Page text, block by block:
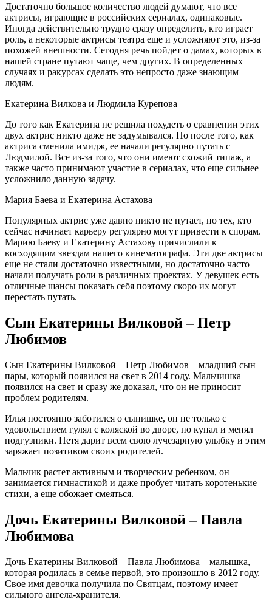
Достаточно большое количество людей думают, что все
актрисы, играющие в российских сериалах, одинаковые.
Иногда действительно трудно сразу определить, кто играет
роль, а некоторые актрисы театра еще и усложняют это, из-за
похожей внешности. Сегодня речь пойдет о дамах, которых в
нашей стране путают чаще, чем других. В определенных
случаях и ракурсах сделать это непросто даже знающим
людям.
Екатерина Вилкова и Людмила Курепова
До того как Екатерина не решила похудеть о сравнении этих
двух актрис никто даже не задумывался. Но после того, как
актриса сменила имидж, ее начали регулярно путать с
Людмилой. Все из-за того, что они имеют схожий типаж, а
также часто принимают участие в сериалах, что еще сильнее
усложнило данную задачу.
Мария Баева и Екатерина Астахова
Популярных актрис уже давно никто не путает, но тех, кто
сейчас начинает карьеру регулярно могут привести к спорам.
Марию Баеву и Екатерину Астахову причислили к
восходящим звездам нашего кинематографа. Эти две актрисы
еще не стали достаточно известными, но достаточно часто
начали получать роли в различных проектах. У девушек есть
отличные шансы показать себя поэтому скоро их могут
перестать путать.
Сын Екатерины Вилковой – Петр
Любимов
Сын Екатерины Вилковой – Петр Любимов – младший сын
пары, который появился на свет в 2014 году. Мальчишка
появился на свет и сразу же доказал, что он не приносит
проблем родителям.
Илья постоянно заботился о сынишке, он не только с
удовольствием гулял с коляской во дворе, но купал и менял
подгузники. Петя дарит всем свою лучезарную улыбку и этим
заряжает позитивом своих родителей.
Мальчик растет активным и творческим ребенком, он
занимается гимнастикой и даже пробует читать коротенькие
стихи, а еще обожает смеяться.
Дочь Екатерины Вилковой – Павла
Любимова
Дочь Екатерины Вилковой – Павла Любимова – малышка,
которая родилась в семье первой, это произошло в 2012 году.
Свое имя девочка получила по Святцам, поэтому имеет
сильного ангела-хранителя.